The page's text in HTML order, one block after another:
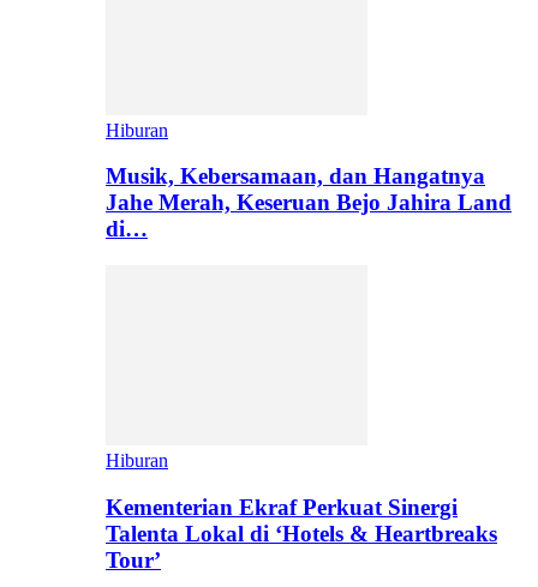
Hiburan
Musik, Kebersamaan, dan Hangatnya
Jahe Merah, Keseruan Bejo Jahira Land
di…
Hiburan
Kementerian Ekraf Perkuat Sinergi
Talenta Lokal di ‘Hotels & Heartbreaks
Tour’